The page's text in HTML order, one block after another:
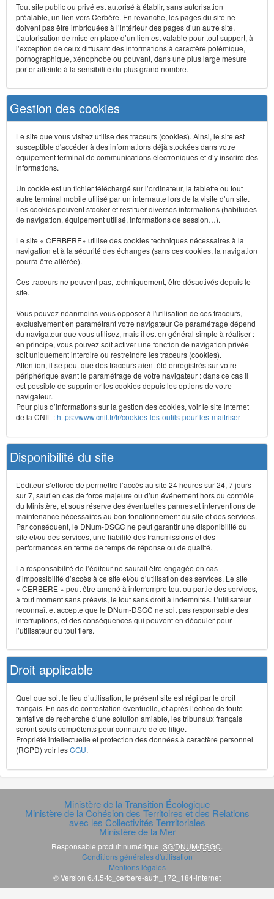
Tout site public ou privé est autorisé à établir, sans autorisation
préalable, un lien vers Cerbère. En revanche, les pages du site ne
doivent pas être imbriquées à l’intérieur des pages d’un autre site.
L’autorisation de mise en place d’un lien est valable pour tout support, à
l’exception de ceux diffusant des informations à caractère polémique,
pornographique, xénophobe ou pouvant, dans une plus large mesure
porter atteinte à la sensibilité du plus grand nombre.
Gestion des cookies
Le site que vous visitez utilise des traceurs (cookies). Ainsi, le site est
susceptible d'accéder à des informations déjà stockées dans votre
équipement terminal de communications électroniques et d’y inscrire des
informations.
Un cookie est un fichier téléchargé sur l’ordinateur, la tablette ou tout
autre terminal mobile utilisé par un internaute lors de la visite d’un site.
Les cookies peuvent stocker et restituer diverses informations (habitudes
de navigation, équipement utilisé, informations de session…).
Le site « CERBERE» utilise des cookies techniques nécessaires à la
navigation et à la sécurité des échanges (sans ces cookies, la navigation
pourra être altérée).
Ces traceurs ne peuvent pas, techniquement, être désactivés depuis le
site.
Vous pouvez néanmoins vous opposer à l'utilisation de ces traceurs,
exclusivement en paramétrant votre navigateur Ce paramétrage dépend
du navigateur que vous utilisez, mais il est en général simple à réaliser :
en principe, vous pouvez soit activer une fonction de navigation privée
soit uniquement interdire ou restreindre les traceurs (cookies).
Attention, il se peut que des traceurs aient été enregistrés sur votre
périphérique avant le paramétrage de votre navigateur : dans ce cas il
est possible de supprimer les cookies depuis les options de votre
navigateur.
Pour plus d’informations sur la gestion des cookies, voir le site internet
de la CNIL :https://www.cnil.fr/fr/cookies-les-outils-pour-les-maitriser
Disponibilité du site
L’éditeur s’efforce de permettre l’accès au site 24 heures sur 24, 7 jours
sur 7, sauf en cas de force majeure ou d’un événement hors du contrôle
du Ministère, et sous réserve des éventuelles pannes et interventions de
maintenance nécessaires au bon fonctionnement du site et des services.
Par conséquent, le DNum-DSGC ne peut garantir une disponibilité du
site et/ou des services, une fiabilité des transmissions et des
performances en terme de temps de réponse ou de qualité.
La responsabilité de l’éditeur ne saurait être engagée en cas
d’impossibilité d’accès à ce site et/ou d’utilisation des services. Le site
« CERBERE » peut être amené à interrompre tout ou partie des services,
à tout moment sans préavis, le tout sans droit à indemnités. L’utilisateur
reconnaît et accepte que le DNum-DSGC ne soit pas responsable des
interruptions, et des conséquences qui peuvent en découler pour
l’utilisateur ou tout tiers.
Droit applicable
Quel que soit le lieu d’utilisation, le présent site est régi par le droit
français. En cas de contestation éventuelle, et après l’échec de toute
tentative de recherche d’une solution amiable, les tribunaux français
seront seuls compétents pour connaître de ce litige.
Propriété intellectuelle et protection des données à caractère personnel
(RGPD) voir lesCGU.
Ministère de la Transition Écologique
Ministère de la Cohésion des Territoires et des Relations
avec les Collectivités Terrritoriales
Ministère de la Mer
Responsable produit numérique SG/DNUM/DSGC
Conditions générales d'utilisation
Mentions légales
© Version 6.4.5-tc_cerbere-auth_172_184-internet